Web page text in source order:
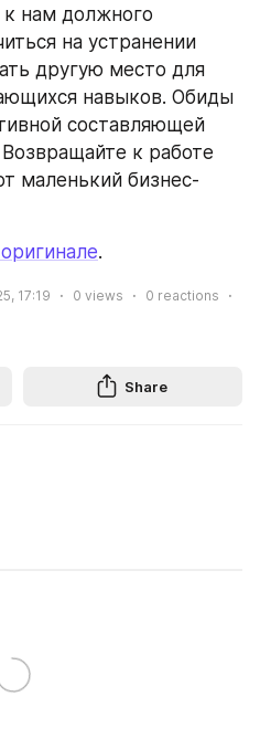
нам должного
на устранении
другую место для
навыков. Обиды
составляющей
к работе
маленький бизнес-
.
17:19 0 views 0 reactions
Share